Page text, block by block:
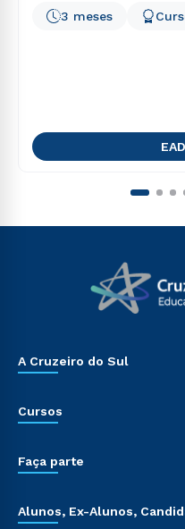
3 meses
A Cruzeiro do Sul
Cursos
Faça parte
Alunos, Ex-Alunos,